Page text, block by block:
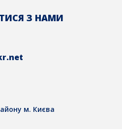
З НАМИ
м. Києва